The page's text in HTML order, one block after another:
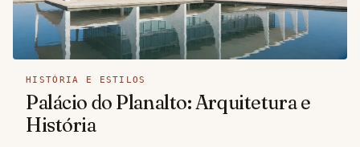
HISTÓRIA E ESTILOS
Palácio do Planalto: Arquitetura e
História